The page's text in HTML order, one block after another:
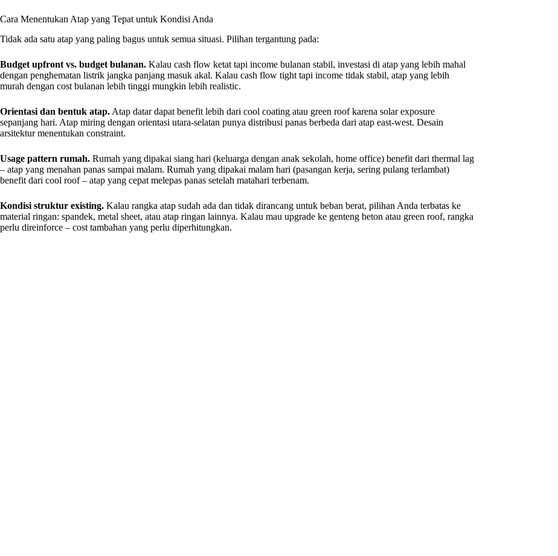
Cara Menentukan Atap yang Tepat untuk Kondisi Anda
Tidak ada satu atap yang paling bagus untuk semua situasi. Pilihan tergantung pada:
Budget upfront vs. budget bulanan. Kalau cash flow ketat tapi income bulanan stabil, investasi di atap yang lebih mahal
dengan penghematan listrik jangka panjang masuk akal. Kalau cash flow tight tapi income tidak stabil, atap yang lebih
murah dengan cost bulanan lebih tinggi mungkin lebih realistic.
Orientasi dan bentuk atap. Atap datar dapat benefit lebih dari cool coating atau green roof karena solar exposure
sepanjang hari. Atap miring dengan orientasi utara-selatan punya distribusi panas berbeda dari atap east-west. Desain
arsitektur menentukan constraint.
Usage pattern rumah. Rumah yang dipakai siang hari (keluarga dengan anak sekolah, home office) benefit dari thermal lag
– atap yang menahan panas sampai malam. Rumah yang dipakai malam hari (pasangan kerja, sering pulang terlambat)
benefit dari cool roof – atap yang cepat melepas panas setelah matahari terbenam.
Kondisi struktur existing. Kalau rangka atap sudah ada dan tidak dirancang untuk beban berat, pilihan Anda terbatas ke
material ringan: spandek, metal sheet, atau atap ringan lainnya. Kalau mau upgrade ke genteng beton atau green roof, rangka
perlu direinforce – cost tambahan yang perlu diperhitungkan.